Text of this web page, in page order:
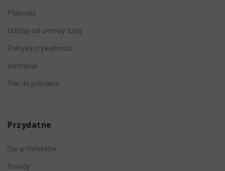
Płatność
Odstąp od umowy tutaj
Polityka prywatności
Instrukcje
Pliki do pobrania
Przydatne
Dla architektów
Porady